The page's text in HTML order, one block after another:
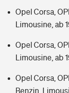
Opel Corsa,
Limousine, ab
Opel Corsa,
Limousine, ab
Opel Corsa,
Benzin,